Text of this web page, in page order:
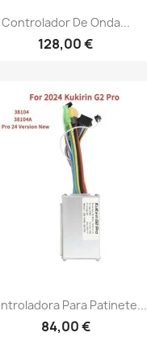
Vista rápida
Controlador De Onda...
128,00 €
Vista rápida
Para Patinete...
84,00 €